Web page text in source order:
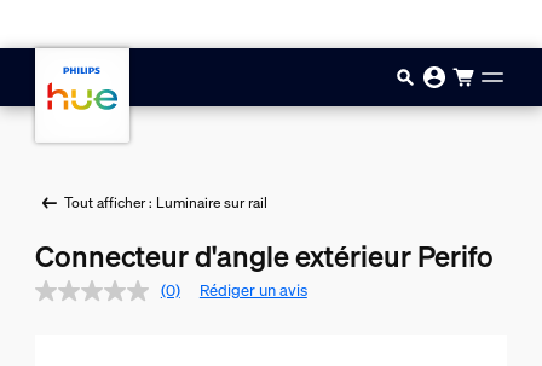
Tout afficher : Luminaire sur rail
Connecteur d'angle extérieur Perifo
(0) Rédiger un avis